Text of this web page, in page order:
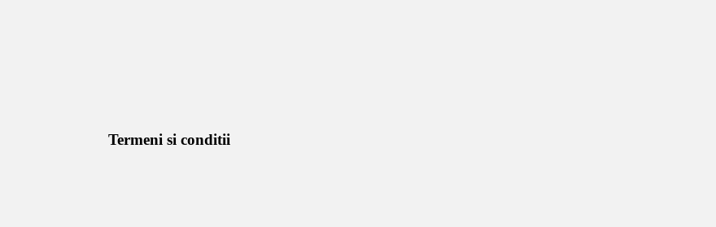
Termeni si conditii